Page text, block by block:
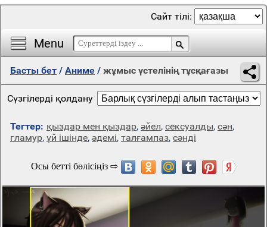
Menu
Сайт тілі:
Басты бет / Аниме / жұмыс үстелінің тұсқағазы
Сүзгілерді қолдану
Тегтер: қыздар мен қыздар, әйел, сексуалды, сән,
гламур, үй ішінде, әдемі, талғампаз, сәнді